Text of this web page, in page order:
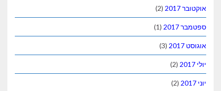
אוקטובר 2017 (2)
ספטמבר 2017 (1)
אוגוסט 2017 (3)
יולי 2017 (2)
יוני 2017 (2)